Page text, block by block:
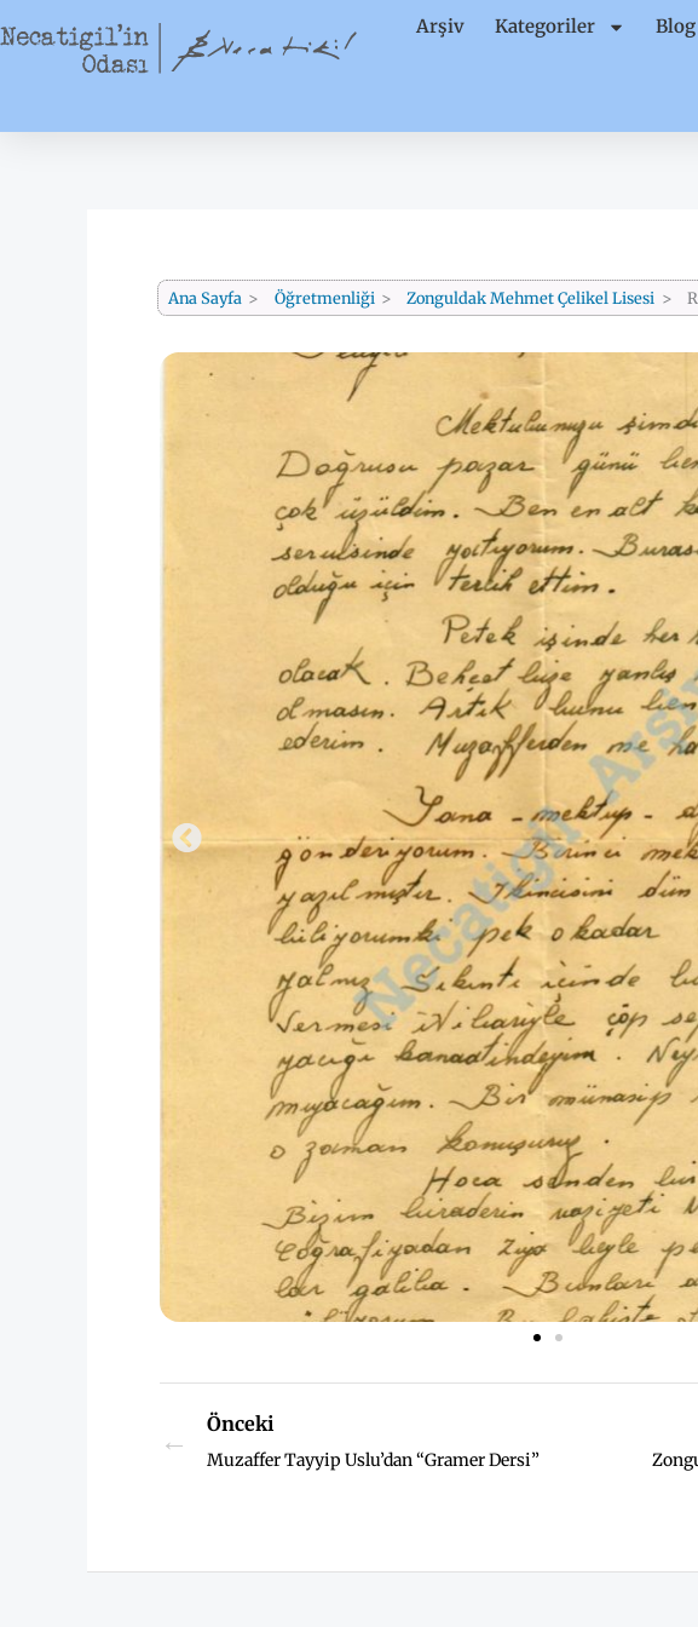
atla
Arşiv Kategoriler Blog
Ana Sayfa Öğretmenliği Zonguldak Mehmet Çelikel Lisesi
← Önceki
Muzaffer Tayyip Uslu’dan “Gramer Dersi”